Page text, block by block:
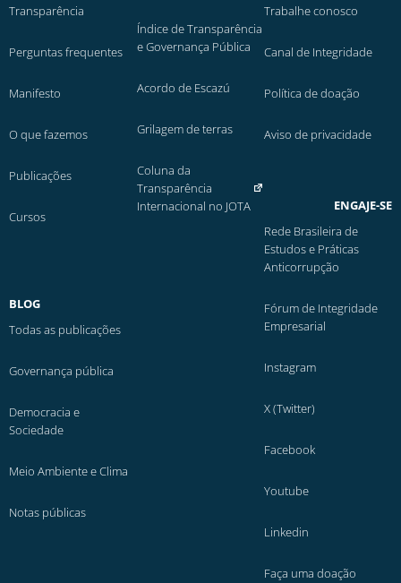
Transparência
Perguntas frequentes
Manifesto
O que fazemos
Publicações
Cursos
BLOG
Todas as publicações
Governança pública
Democracia e
Sociedade
Meio Ambiente e Clima
Notas públicas
Índice de Transparência
e Governança Pública
Acordo de Escazú
Grilagem de terras
Coluna da
Transparência
Internacional no JOTA
Trabalhe conosco
Canal de Integridade
Política de doação
Aviso de privacidade
ENGAJE-SE
Rede Brasileira de
Estudos e Práticas
Anticorrupção
Fórum de Integridade
Empresarial
Instagram
X (Twitter)
Facebook
Youtube
Linkedin
Faça uma doação